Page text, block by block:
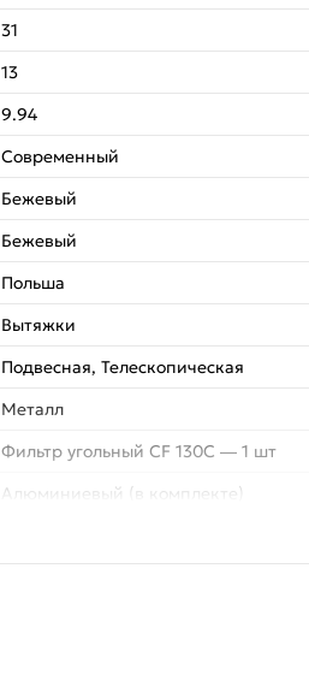
31
13
9.94
Современный
Бежевый
Бежевый
Польша
Вытяжки
Подвесная, Телескопическая
Металл
Фильтр угольный CF 130C — 1 шт
Алюминиевый (в комплекте)